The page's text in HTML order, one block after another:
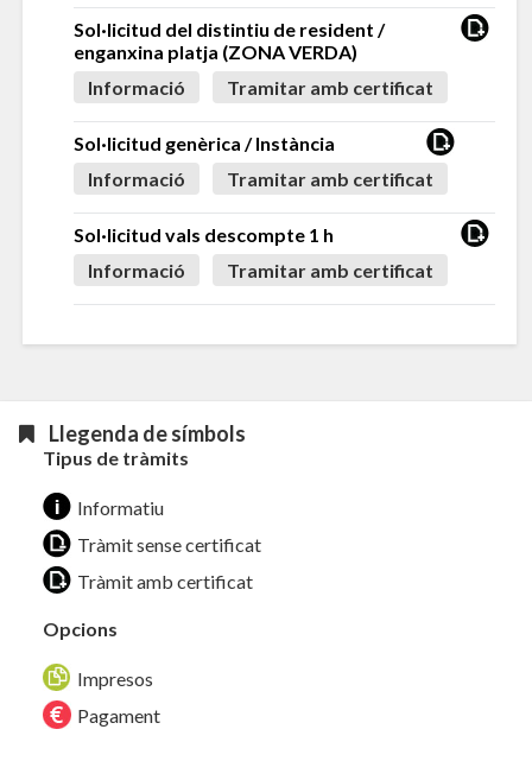
Sol·licitud del distintiu de resident /
enganxina platja (ZONA VERDA)
Informació
Tramitar amb certificat
Sol·licitud genèrica / Instància
Informació
Tramitar amb certificat
Sol·licitud vals descompte 1 h
Informació
Tramitar amb certificat
Llegenda de símbols
Tipus de tràmits
Informatiu
Tràmit sense certificat
Tràmit amb certificat
Opcions
Impresos
Pagament